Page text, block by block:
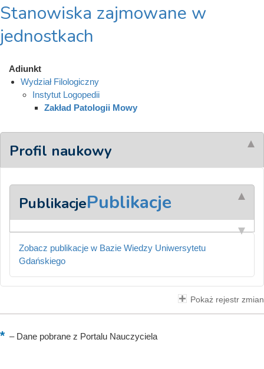
Stanowiska zajmowane w
jednostkach
Adiunkt
Wydział Filologiczny
Instytut Logopedii
Zakład Patologii Mowy
Profil naukowy
PublikacjePublikacje
Zobacz publikacje w Bazie Wiedzy Uniwersytetu
Gdańskiego
Pokaż rejestr zmian
–Dane pobrane z Portalu Nauczyciela